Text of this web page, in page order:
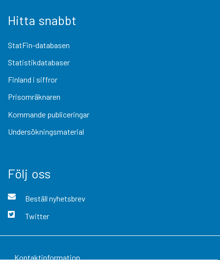
Hitta snabbt
StatFin-databasen
Statistikdatabaser
Finland i siffror
Prisomräknaren
Kommande publiceringar
Undersökningsmaterial
Följ oss
Beställ nyhetsbrev
Twitter
Kontaktinformation